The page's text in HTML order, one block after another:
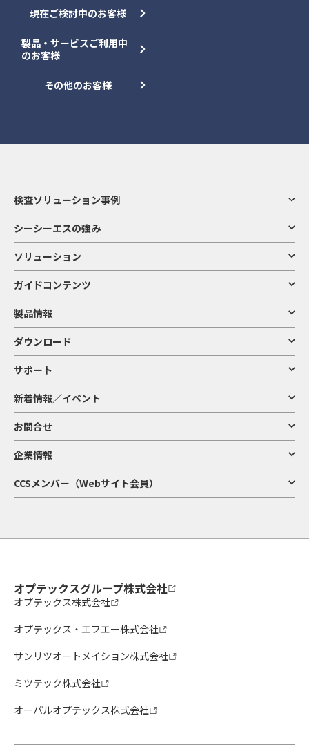
現在ご検討中のお客様
製品・サービスご利用中
のお客様
その他のお客様
検査ソリューション事例
シーシーエスの強み
ソリューション
ガイドコンテンツ
製品情報
ダウンロード
サポート
新着情報／イベント
お問合せ
企業情報
CCSメンバー（Webサイト会員）
オプテックスグループ株式会社
オプテックス株式会社
オプテックス・エフエー株式会社
サンリツオートメイション株式会社
ミツテック株式会社
オーパルオプテックス株式会社